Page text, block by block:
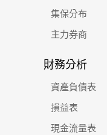
集保分布
主力券商
財務分析
資產負債表
損益表
現金流量表